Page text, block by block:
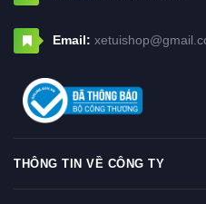
Email:
THÔNG TIN VỀ CÔNG TY